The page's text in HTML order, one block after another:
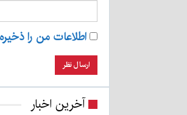
اطلاعات من را
آخرین اخبار